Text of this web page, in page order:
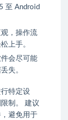
至 Android
，操作流
上手。
会尽可能
失。
特定设
制。 建议
避免用于